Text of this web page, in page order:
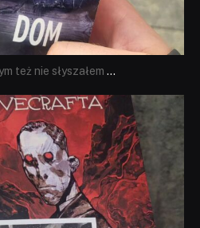
też nie słyszałem ...
Wrz 19